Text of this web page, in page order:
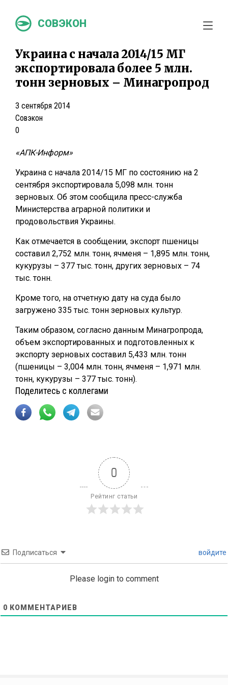
СОВЭКОН
Украина с начала 2014/15 МГ
экспортировала более 5 млн.
тонн зерновых – Минагропрод
3 сентября 2014
Совэкон
0
«АПК-Информ»
Украина с начала 2014/15 МГ по состоянию на 2
сентября экспортировала 5,098 млн. тонн
зерновых. Об этом сообщила пресс-служба
Министерства аграрной политики и
продовольствия Украины.
Как отмечается в сообщении, экспорт пшеницы
составил 2,752 млн. тонн, ячменя – 1,895 млн. тонн,
кукурузы – 377 тыс. тонн, других зерновых – 74
тыс. тонн.
Кроме того, на отчетную дату на суда было
загружено 335 тыс. тонн зерновых культур.
Таким образом, согласно данным Минагропрода,
объем экспортированных и подготовленных к
экспорту зерновых составил 5,433 млн. тонн
(пшеницы – 3,004 млн. тонн, ячменя – 1,971 млн.
тонн, кукурузы – 377 тыс. тонн).
Поделитесь с коллегами
0
Рейтинг статьи
Подписаться войдите
Please login to comment
0 КОММЕНТАРИЕВ